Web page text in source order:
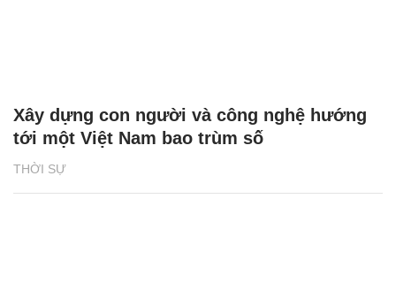
THỜI SỰ
Xây dựng con người và công nghệ hướng
tới một Việt Nam bao trùm số